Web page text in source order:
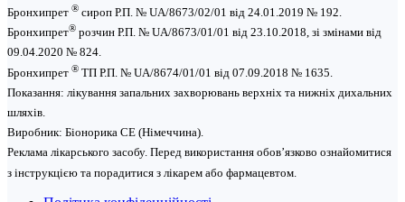
Бронхипрет ® сироп Р.П. № UA/8673/02/01 від 24.01.2019 № 192.
Бронхипрет® розчин Р.П. № UA/8673/01/01 від 23.10.2018, зі змінами від
09.04.2020 № 824.
Бронхипрет ® ТП Р.П. № UA/8674/01/01 від 07.09.2018 № 1635.
Показання: лікування запальних захворювань верхніх та нижніх дихальних
шляхів.
Виробник: Біонорика СЕ (Німеччина).
Реклама лікарського засобу. Перед використання обов’язково ознайомитися
з інструкцією та порадитися з лікарем або фармацевтом.